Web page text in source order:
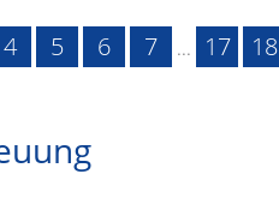
4 5 6 7 ... 17 18